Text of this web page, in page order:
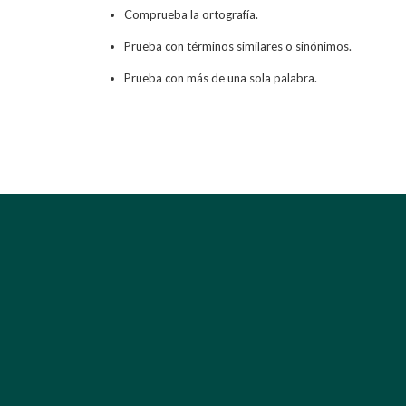
Comprueba la ortografía.
Prueba con términos similares o sinónimos.
Prueba con más de una sola palabra.